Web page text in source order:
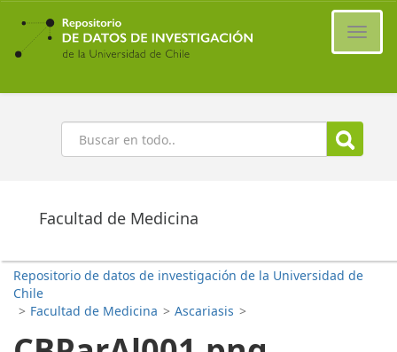
Ir
contenido
principal
Buscar
Facultad de Medicina
Repositorio de datos de investigación de la Universidad de
Chile
> Facultad de Medicina > Ascariasis >